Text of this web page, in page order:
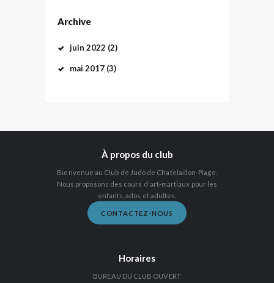
Archive
juin 2022 (2)
mai 2017 (3)
À propos du club
Bienvenue au Club de Judo de Chatelaillon-Plage.
Nous proposons des cours d'art-martiaux pour les
enfants, ados et adultes.
CONTACTEZ-NOUS
Horaires
BUREAU DU CLUB OUVERT